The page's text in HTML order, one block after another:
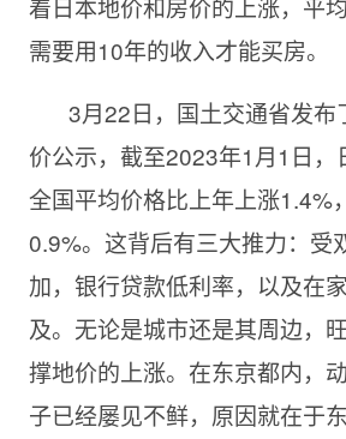
需要用10年的收入才能买房。
3月22日 ，国土交通省发布
价公示，截至2023年1月1日，
全国平均价格比上年上涨1.4%，
0.9%。 这背后有三大推力： 受
加，银行贷款低利率，以及在
及。无论是城市还是其周边，
撑地价的上涨。 在东京都内，
子已经屡见不鲜，原因就在于